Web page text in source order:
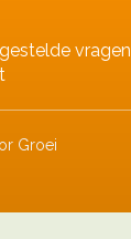
vragen
Groei